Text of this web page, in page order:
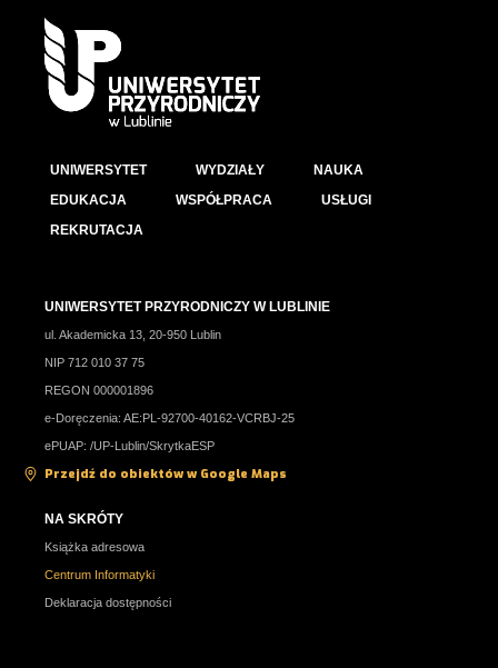
UNIWERSYTET WYDZIAŁY
NAUKA
EDUKACJA
WSPÓŁPRACA
USŁUGI
REKRUTACJA
UNIWERSYTET PRZYRODNICZY W LUBLINIE
ul. Akademicka 13, 20-950 Lublin
NIP 712 010 37 75
REGON 000001896
e-Doręczenia: AE:PL-92700-40162-VCRBJ-25
ePUAP: /UP-Lublin/SkrytkaESP
Przejdź do obiektów w Google Maps
NA SKRÓTY
Książka adresowa
Centrum Informatyki
Deklaracja dostępności